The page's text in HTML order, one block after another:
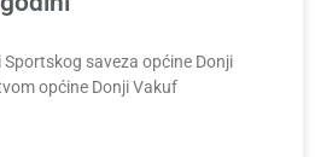
saveza općine Donji
općine Donji Vakuf